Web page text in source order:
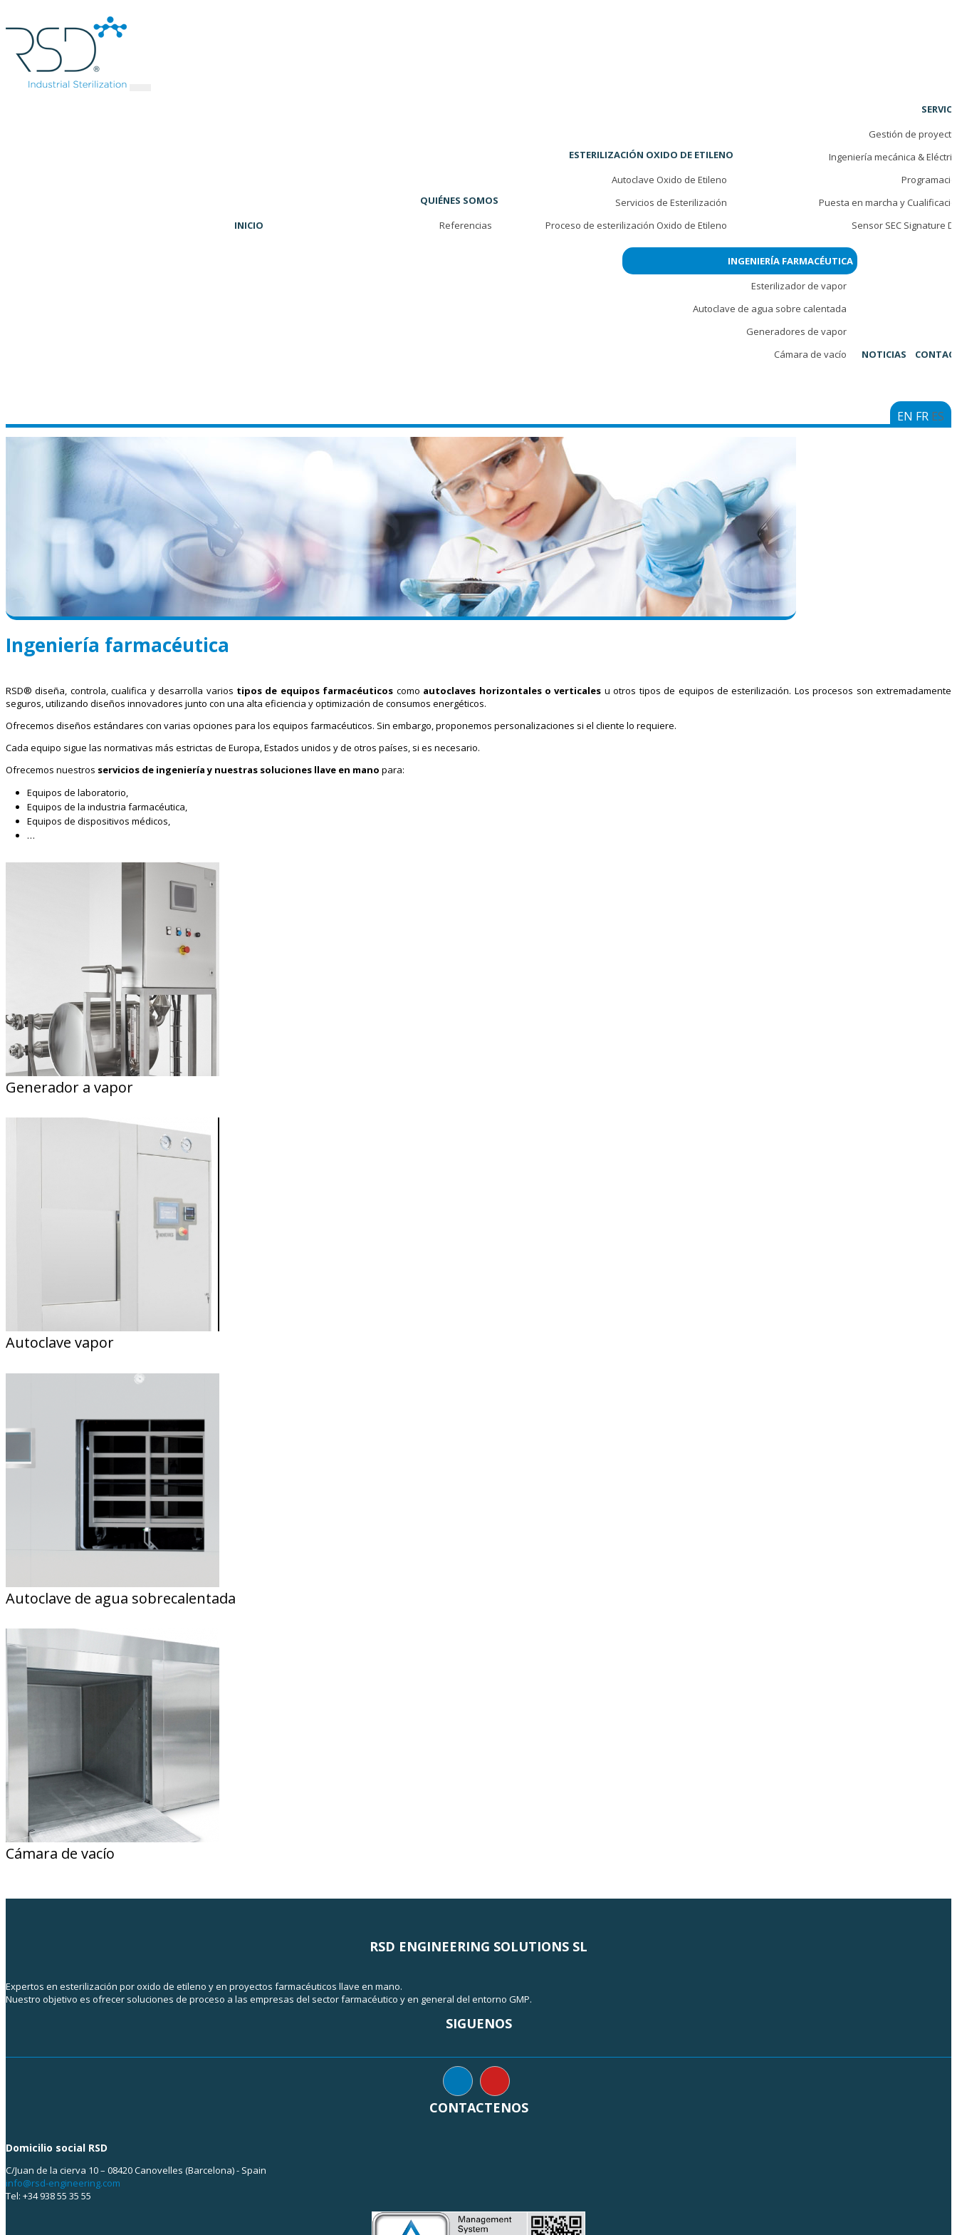
INICIO
QUIÉNES SOMOS
Referencias
ESTERILIZACIÓN OXIDO DE ETILENO
Autoclave Oxido de Etileno
Servicios de Esterilización
Proceso de esterilización Oxido de Etileno
Gestión de
Ingeniería mecánica &
Puesta en marcha y
Sensor SEC Signature
INGENIERÍA FARMACÉUTICA
Esterilizador de vapor
Autoclave de agua sobre calentada
Generadores de vapor
Cámara de vacío
NOTICIAS
EN FR ES
Ingeniería farmacéutica
RSD® diseña, controla, cualifica y desarrolla varios tipos de equipos farmacéuticos como autoclaves horizontales o verticales u otros tipos de equipos de esterilización. Los procesos son extremadamente
seguros, utilizando diseños innovadores junto con una alta eficiencia y optimización de consumos energéticos.
Ofrecemos diseños estándares con varias opciones para los equipos farmacéuticos. Sin embargo, proponemos personalizaciones si el cliente lo requiere.
Cada equipo sigue las normativas más estrictas de Europa, Estados unidos y de otros países, si es necesario.
Ofrecemos nuestros servicios de ingeniería y nuestras soluciones llave en mano para:
Equipos de laboratorio,
Equipos de la industria farmacéutica,
Equipos de dispositivos médicos,
…
Generador a vapor
Autoclave vapor
Autoclave de agua sobrecalentada
Cámara de vacío
RSD ENGINEERING SOLUTIONS SL
Expertos en esterilización por oxido de etileno y en proyectos farmacéuticos llave en mano.
Nuestro objetivo es ofrecer soluciones de proceso a las empresas del sector farmacéutico y en general del entorno GMP.
SIGUENOS
CONTACTENOS
Domicilio social RSD
C/Juan de la cierva 10 – 08420 Canovelles (Barcelona) - Spain
info@rsd-engineering.com
Tel: +34 938 55 35 55